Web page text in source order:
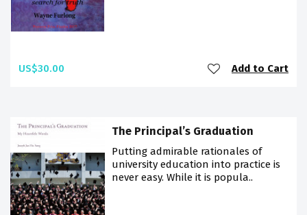
US$30.00 Add to Cart
The Principal’s Graduation
Putting admirable rationales of
university education into practice is
never easy. While it is popula..